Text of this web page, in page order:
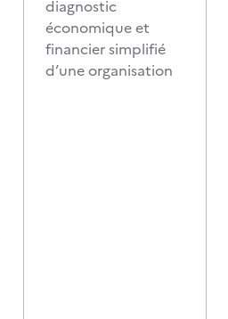
diagnostic
économique et
financier simplifié
d’une organisation